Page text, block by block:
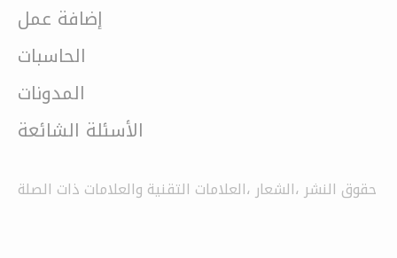
إضافة عمل
الحاسبات
المدونات
الأسئلة الشائعة
حقوق النشر ،الشعار ،العلامات التقنية والعلامات ذات الصلة